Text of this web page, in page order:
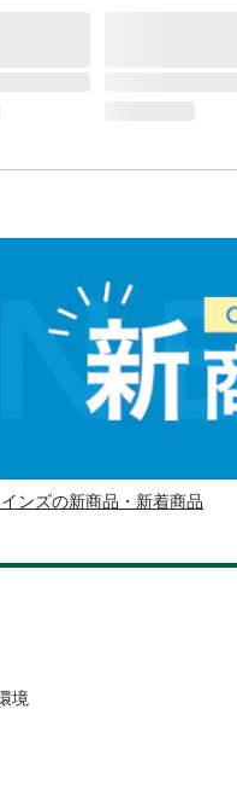
ンズの新商品・新着商品
境